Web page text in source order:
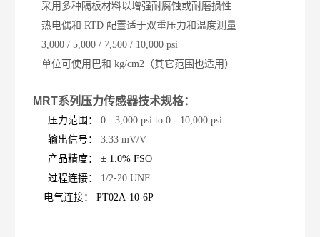
采用多种隔板材料以增强耐腐蚀或耐磨损性
热电偶和 RTD 配置适于双重压力和温度测量
3,000 / 5,000 / 7,500 / 10,000 psi
单位可使用巴和 kg/cm2 （其它范围也适用）
MRT系列压力传感器技术规格：
压力范围：
0 - 3,000 psi to 0 - 10,000 psi
输出信号：
3.33 mV/V
产品精度：
± 1.0% FSO
过程连接：
1/2-20 UNF
电气连接：
PT02A-10-6P